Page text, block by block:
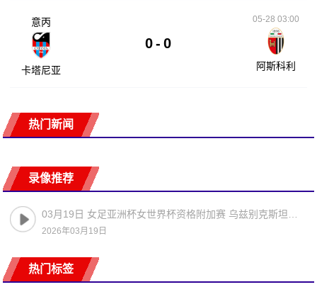
意丙
卡塔尼亚
0 - 0
05-28 03:00
阿斯科利
热门新闻
录像推荐
03月19日 女足亚洲杯女世界杯资格附加赛 乌兹别克斯坦女足vs菲律宾女足 全场录像
2026年03月19日
热门标签